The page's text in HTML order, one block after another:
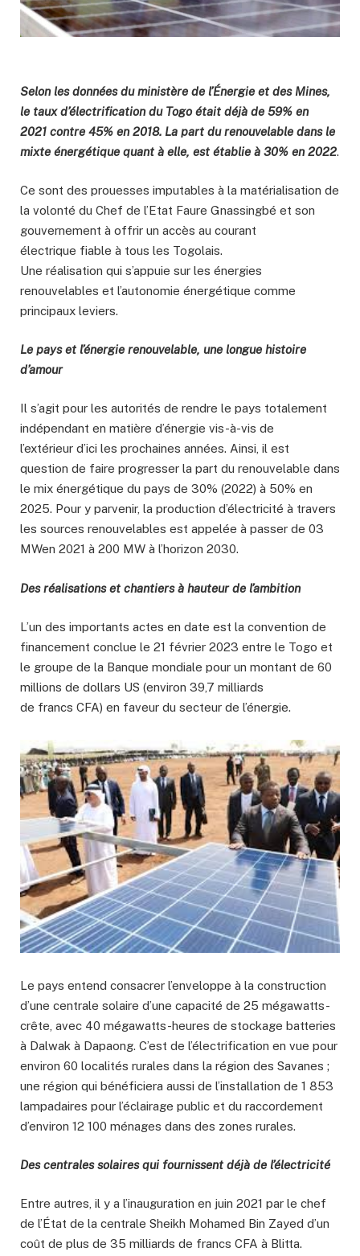
Selon les données du ministère de l’Énergie et des Mines,
le taux d’électrification du Togo était déjà de 59% en
2021 contre 45% en 2018. La part du renouvelable dans le
mixte énergétique quant à elle, est établie à 30% en 2022.
Ce sont des prouesses imputables à la matérialisation de
la volonté du Chef de l’Etat Faure Gnassingbé et son
gouvernement à offrir un accès au courant
électrique fiable à tous les Togolais.
Une réalisation qui s’appuie sur les énergies
renouvelables et l’autonomie énergétique comme
principaux leviers.
Le pays et l’énergie renouvelable, une longue histoire
d’amour
Il s’agit pour les autorités de rendre le pays totalement
indépendant en matière d’énergie vis-à-vis de
l’extérieur d’ici les prochaines années. Ainsi, il est
question de faire progresser la part du renouvelable dans
le mix énergétique du pays de 30% (2022) à 50% en
2025. Pour y parvenir, la production d’électricité à travers
les sources renouvelables est appelée à passer de 03
MWen 2021 à 200 MW à l’horizon 2030.
Des réalisations et chantiers à hauteur de l’ambition
L’un des importants actes en date est la convention de
financement conclue le 21 février 2023 entre le Togo et
le groupe de la Banque mondiale pour un montant de 60
millions de dollars US (environ 39,7 milliards
de francs CFA) en faveur du secteur de l’énergie.
Le pays entend consacrer l’enveloppe à la construction
d’une centrale solaire d’une capacité de 25 mégawatts-
crête, avec 40 mégawatts-heures de stockage batteries
à Dalwak à Dapaong. C’est de l’électrification en vue pour
environ 60 localités rurales dans la région des Savanes ;
une région qui bénéficiera aussi de l’installation de 1 853
lampadaires pour l’éclairage public et du raccordement
d’environ 12 100 ménages dans des zones rurales.
Des centrales solaires qui fournissent déjà de l’électricité
Entre autres, il y a l’inauguration en juin 2021 par le chef
de l’État de la centrale Sheikh Mohamed Bin Zayed d’un
coût de plus de 35 milliards de francs CFA à Blitta.